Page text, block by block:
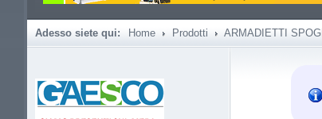
Adesso siete qui: Home Prodotti ARMADIETTI